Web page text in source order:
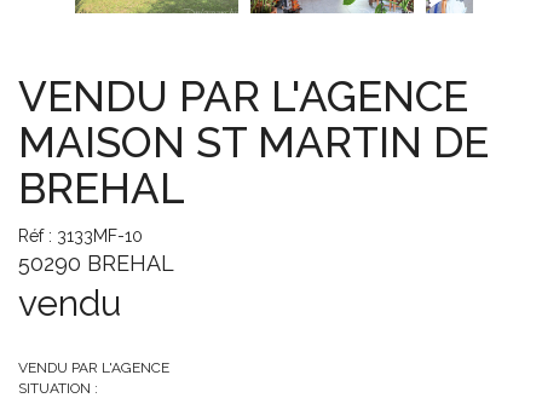
VENDU PAR L'AGENCE
MAISON ST MARTIN DE
BREHAL
Réf : 3133MF-10
50290 BREHAL
vendu
VENDU PAR L'AGENCE
SITUATION :